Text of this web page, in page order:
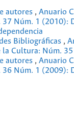
autores , Anuario
Núm. 1 (2010):
Bibliográficas ,
la Cultura: Núm.
autores , Anuario
Núm. 1 (2009):